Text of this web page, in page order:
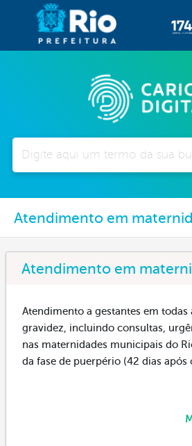
Atendimento em
Atendimento em
Atendimento a gestantes em todas
gravidez, incluindo consultas,
nas maternidades municipais do
da fase de puerpério (42 dias após